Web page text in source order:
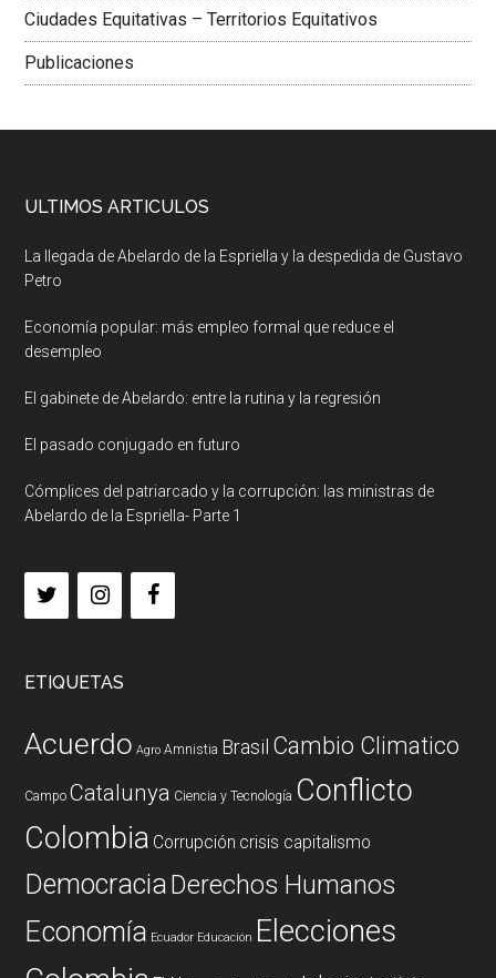
Ciudades Equitativas – Territorios Equitativos
Publicaciones
ULTIMOS ARTICULOS
La llegada de Abelardo de la Espriella y la despedida de Gustavo
Petro
Economía popular: más empleo formal que reduce el
desempleo
El gabinete de Abelardo: entre la rutina y la regresión
El pasado conjugado en futuro
Cómplices del patriarcado y la corrupción: las ministras de
Abelardo de la Espriella- Parte 1
ETIQUETAS
Acuerdo Agro Amnistia Brasil Cambio Climatico
Campo Catalunya Ciencia y Tecnología Conflicto
Colombia Corrupción crisis capitalismo
DemocraciaDerechos Humanos
Economía Ecuador Educación Elecciones